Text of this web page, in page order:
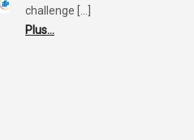
challenge [...]
Plus...